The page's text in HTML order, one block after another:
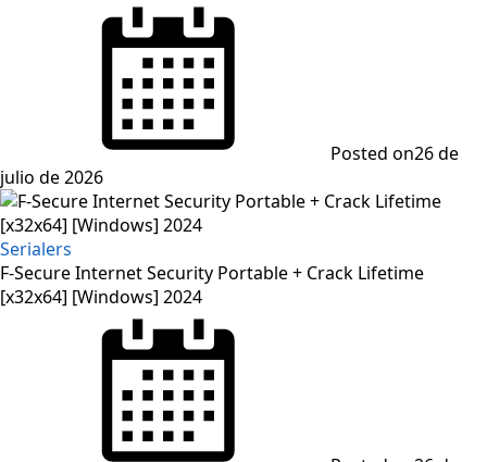
Posted on26 de
julio de 2026
Serialers
F-Secure Internet Security Portable + Crack Lifetime
[x32x64] [Windows] 2024